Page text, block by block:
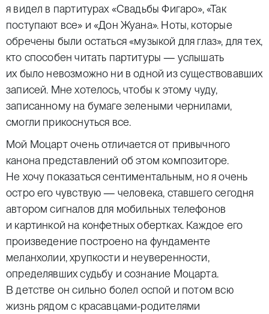
я видел в партитурах «Свадьбы Фигаро», «Так
поступают все» и «Дон Жуана». Ноты, которые
обречены были остаться «музыкой для глаз», для тех,
кто способен читать партитуры — услышать
их было невозможно ни в одной из существовавших
записей. Мне хотелось, чтобы к этому чуду,
записанному на бумаге зелеными чернилами,
смогли прикоснуться все.
Мой Моцарт очень отличается от привычного
канона представлений об этом композиторе.
Не хочу показаться сентиментальным, но я очень
остро его чувствую — человека, ставшего сегодня
автором сигналов для мобильных телефонов
и картинкой на конфетных обертках. Каждое его
произведение построено на фундаменте
меланхолии, хрупкости и неуверенности,
определявших судьбу и сознание Моцарта.
В детстве он сильно болел оспой и потом всю
жизнь рядом с красавцами-родителями